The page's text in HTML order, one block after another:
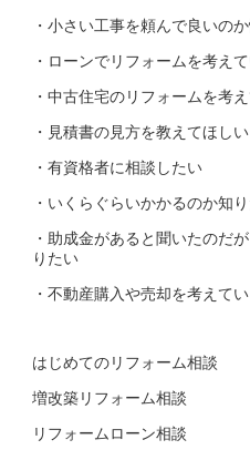
・小さい工事を頼んで良いの
・ローンでリフォームを考え
・中古住宅のリフォームを考
・見積書の見方を教えてほしい
・有資格者に相談したい
・いくらぐらいかかるのか知
・助成金があると聞いたのだ
りたい
・不動産購入や売却を考えて
はじめてのリフォーム相談
増改築リフォーム相談
リフォームローン相談